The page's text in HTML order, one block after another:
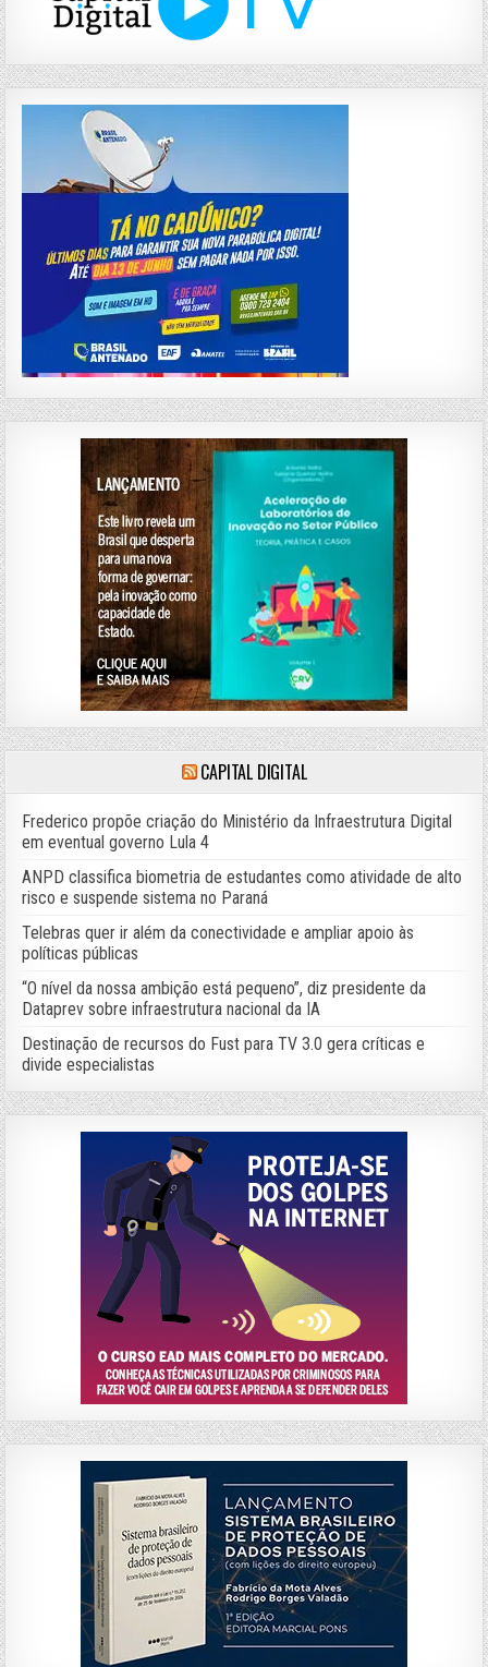
CAPITAL DIGITAL
Frederico propõe criação do Ministério da Infraestrutura Digital
em eventual governo Lula 4
ANPD classifica biometria de estudantes como atividade de alto
risco e suspende sistema no Paraná
Telebras quer ir além da conectividade e ampliar apoio às
políticas públicas
“O nível da nossa ambição está pequeno”, diz presidente da
Dataprev sobre infraestrutura nacional da IA
Destinação de recursos do Fust para TV 3.0 gera críticas e
divide especialistas